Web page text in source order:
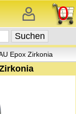
0
Epox Zirkonia